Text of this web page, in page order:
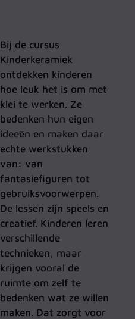
Bij de cursus
Kinderkeramiek
ontdekken kinderen
hoe leuk het is om met
klei te werken. Ze
bedenken hun eigen
ideeën en maken daar
echte werkstukken
van: van
fantasiefiguren tot
gebruiksvoorwerpen.
De lessen zijn speels en
creatief. Kinderen leren
verschillende
technieken, maar
krijgen vooral de
ruimte om zelf te
bedenken wat ze willen
maken. Dat zorgt voor